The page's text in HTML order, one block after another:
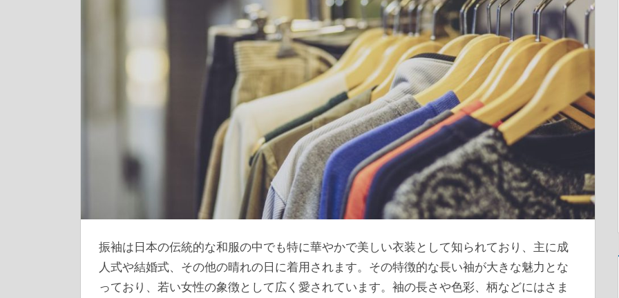
振袖は日本の伝統的な和服の中でも特に華やかで美しい衣装として知られており、主に成
人式や結婚式、その他の晴れの日に着用されます。 その特徴的な長い袖が大きな魅力とな
っており、若い女性の象徴として広く愛されています。袖の長さや色彩、柄などにはさま